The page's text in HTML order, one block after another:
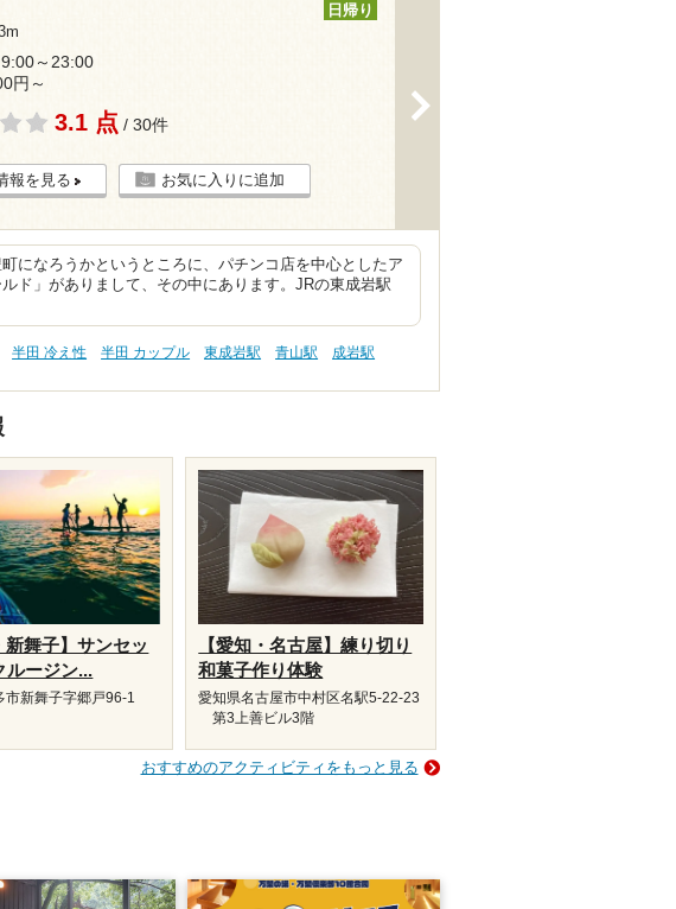
日帰り
～23:00
円～
3.1 点 / 30件
報を見る お気に入りに追加
になろうかというところに、パチンコ店を中心としたア
ド」がありまして、その中にあります。JRの東成岩駅
半田 冷え性 半田 カップル 東成岩駅 青山駅
成岩駅
新舞子】サンセッ
ルージン...
市新舞子字郷戸96-1
【愛知・名古屋】練り切り
和菓子作り体験
愛知県名古屋市中村区名駅5-22-23
第3上善ビル3階
おすすめのアクティビティをもっと見る